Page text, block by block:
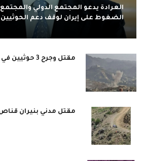
العرادة يدعو المجتمع الدولي
الضغوط على إيران لوقف دعم الحوثيين
مقتل وجرح 3 حوثيين في اشتباكات غرب تعز
مقتل مدني بنيران